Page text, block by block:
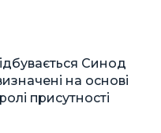
Синод
на основі
присутності